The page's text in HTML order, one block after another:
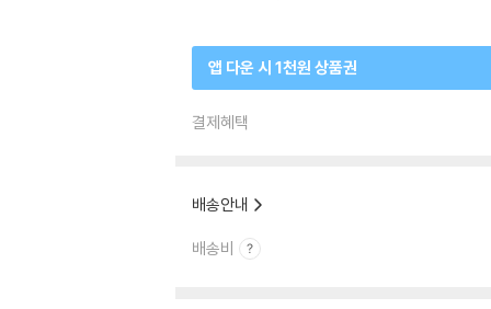
앱 다운 시 1천원 상품권
결제혜택
배송안내
배송비